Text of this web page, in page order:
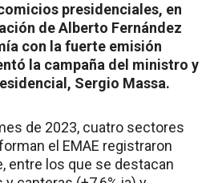
presidenciales, en
de Alberto Fernández
con la fuerte emisión
la campaña del ministro y
Sergio Massa.
de 2023, cuatro sectores
el EMAE registraron
entre los que se destacan